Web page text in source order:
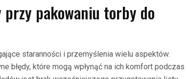
przy pakowaniu torby do
staranności i przemyślenia wielu aspektów.
błędy, które mogą wpłynąć na ich komfort podczas